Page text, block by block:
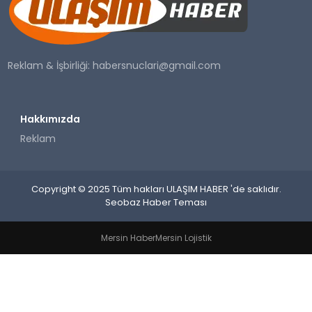
SAĞLIK
YAŞAM
Reklam & İşbirliği:habersnuclari@gmail.com
Hakkımızda
Reklam
Copyright © 2025 Tüm hakları ULAŞIM HABER 'de saklıdır.
Seobaz Haber Teması
Mersin HaberMersin Lojistik